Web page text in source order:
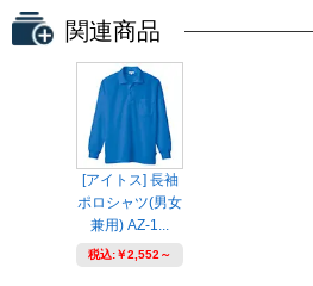
関連商品
[アイトス] 長袖
ポロシャツ(男女
兼用) AZ-1...
税込:￥2,552～